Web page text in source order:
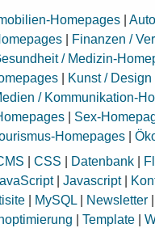
Homepages |
Finanzen /
/ Medizin-
Kunst /
/ Kommunikation-
Sex-
Homepages |
|CSS Datenbank
|Javascript|
MySQL| Newsletter
|Template |